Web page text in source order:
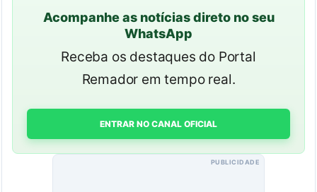
Acompanhe as notícias direto no seu
WhatsApp
Receba os destaques do Portal
Remador em tempo real.
ENTRAR NO CANAL OFICIAL
PUBLICIDADE